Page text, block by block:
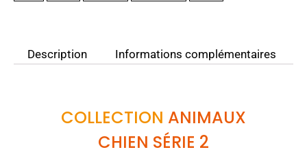
Description Informations complémentaires
COLLECTION ANIMAUX
CHIEN SÉRIE 2